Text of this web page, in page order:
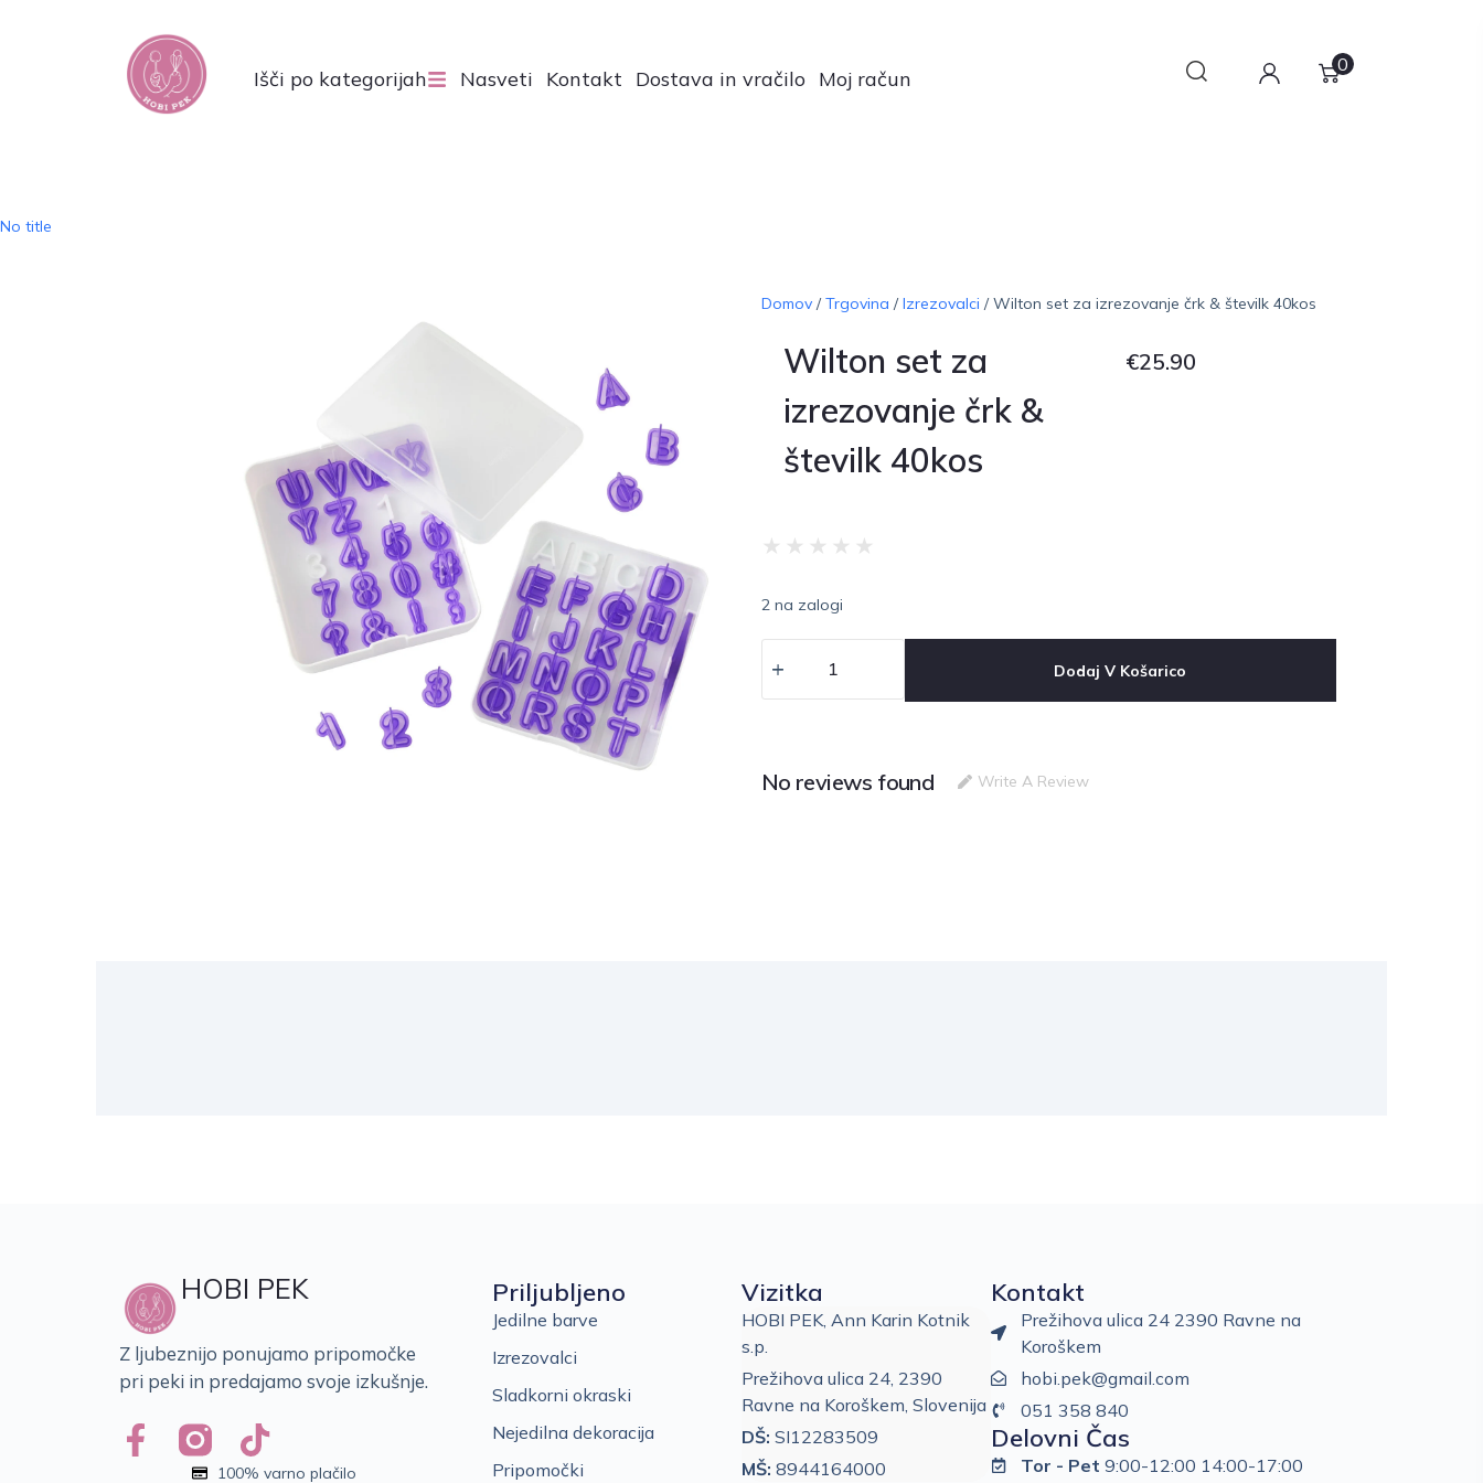
Išči po kategorijah Nasveti Kontakt Dostava in vračilo Moj račun
0
No title
Domov/Trgovina /Izrezovalci / Wilton set za izrezovanje črk & številk 40kos
Wilton set za
izrezovanje črk &
številk 40kos
€25.90
★ ★ ★ ★ ★
2 na zalogi
Dodaj V Košarico
No reviews found Write A Review
HOBI PEK
Z ljubeznijo ponujamo pripomočke
pri peki in predajamo svoje izkušnje.
100% varno plačilo
Priljubljeno
Jedilne barve
Izrezovalci
Sladkorni okraski
Nejedilna dekoracija
Pripomočki
Vizitka
HOBI PEK, Ann Karin Kotnik
s.p.
Prežihova ulica 24, 2390
Ravne na Koroškem, Slovenija
DŠ: SI12283509
MŠ: 8944164000
Kontakt
Prežihova ulica 24 2390 Ravne na
Koroškem
hobi.pek@gmail.com
051 358 840
Delovni Čas
Tor - Pet 9:00-12:00 14:00-17:00